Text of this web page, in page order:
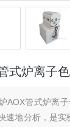
式炉离子
AOX管式炉离
速地分析，是